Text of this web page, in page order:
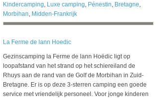
Kindercamping, Luxe camping, Pénestin, Bretagne,
Morbihan, Midden-Frankrijk
La Ferme de lann Hoedic
Gezinscamping la Ferme de lann Hoëdic ligt op
loopafstand van het strand op het schiereiland de
Rhuys aan de rand van de Golf de Morbihan in Zuid-
Bretagne. Er is op deze 3-sterren camping een goede
service met vriendelijk personeel. Voor jonge kinderen